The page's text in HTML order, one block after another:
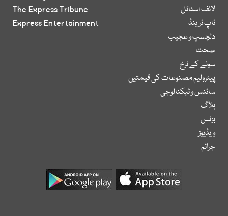
لائف اسٹائل
ٹاپ ٹرینڈ
دلچسپ و عجیب
صحت
سونے کے نرخ
پیٹرولیم مصنوعات کی قیمتیں
سائنس و ٹیکنالوجی
بلاگ
بزنس
ویڈیوز
جرائم
The Express Tribune
Express Entertainment